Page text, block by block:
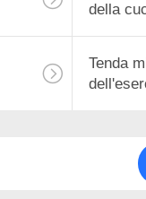
della
Tenda